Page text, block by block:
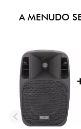
A MENUDO